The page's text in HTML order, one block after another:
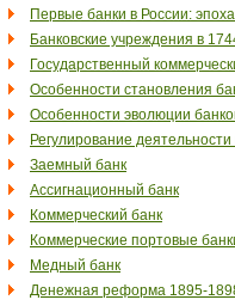
Первые банки в России:
Банковские учреждения в
Государственный
Особенности становления
Особенности эволюции
Регулирование
Заемный банк
Ассигнационный банк
Коммерческий банк
Коммерческие портовые
Медный банк
Денежная реформа 1895-